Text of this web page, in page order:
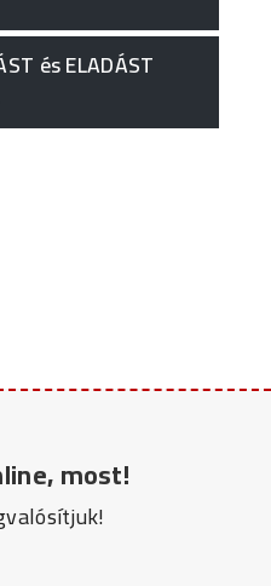
és ELADÁST
most!